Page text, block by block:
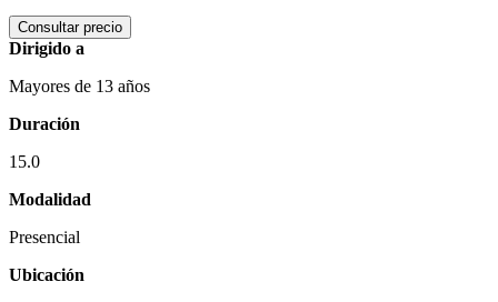
Consultar precio
Dirigido a
Mayores de 13 años
Duración
15.0
Modalidad
Presencial
Ubicación